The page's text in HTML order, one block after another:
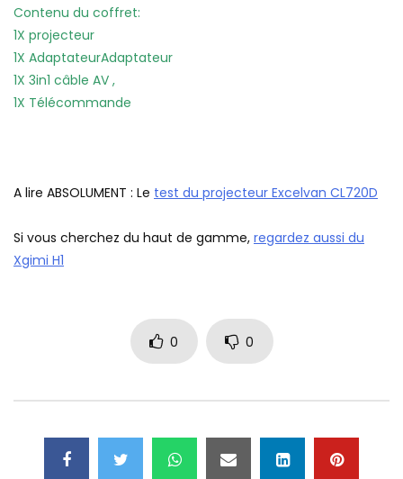
Contenu du coffret:
1X projecteur
1X AdaptateurAdaptateur
1X 3in1 câble AV ,
1X Télécommande
A lire ABSOLUMENT : Le test du projecteur Excelvan CL720D
Si vous cherchez du haut de gamme, regardez aussi du
Xgimi H1
0 0